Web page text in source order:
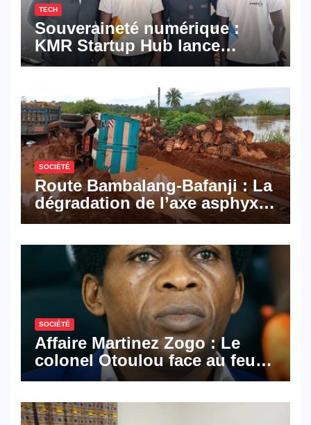
TECH
Souveraineté numérique :
KMR Startup Hub lance
Pyramid Browser et Pyramid
numériques made in
Cameroon
SOCIÉTÉ
Route Bambalang-Bafanji : La
dégradation de l’axe asphyxie
les activités économiques
SOCIÉTÉ
Affaire Martinez Zogo : Le
colonel Otoulou face au feu
croisé des avocats de la